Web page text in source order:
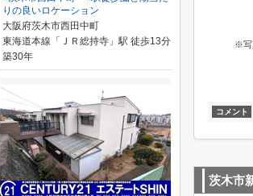
※写
コメント
茨木市
りの良いロケーション
大阪府茨木市西田中町
東海道本線「ＪＲ総持寺」駅 徒歩13分
築30年